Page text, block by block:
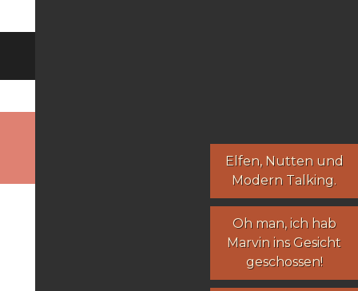
Elfen, Nuttenund
Modern Talking.
Oh man, ich hab
Marvin ins Gesicht
geschossen!